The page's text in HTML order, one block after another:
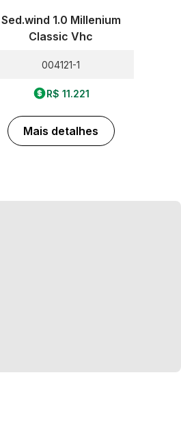
Sed.wind 1.0 Millenium
Classic Vhc
004121-1
R$ 11.221
Mais detalhes